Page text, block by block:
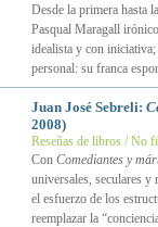
Desde la primera hasta
Pasqual Maragall
idealista y con
personal: su franca
Juan José Sebreli:
2008)
Reseñas de libros / No
Con Comediantes y
universales, seculares
el esfuerzo de los
reemplazar la